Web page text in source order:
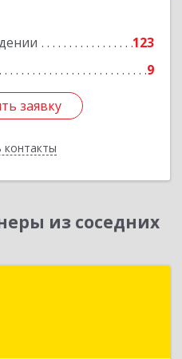
123
9
заявку
контакты
Подробнее
заявку
из соседних